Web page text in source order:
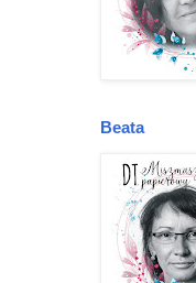
Beata